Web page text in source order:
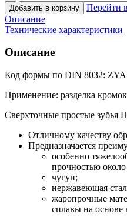
Добавить в корзину
Перейти
Описание
Технические характеристики
Описание
Код формы по DIN 8032:
Применение: разделка
Сверхточные простые зубья
Отличному качеству
Предназначается
особенно
прочностью
чугун;
нержавеющая
жаропрочные
сплавы на основе